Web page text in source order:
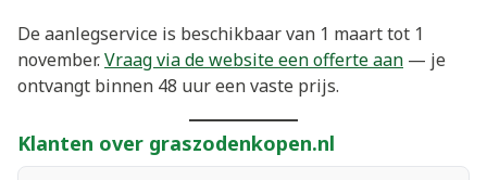
De aanlegservice is beschikbaar van 1 maart tot 1
november.Vraag via de website een offerte aan — je
ontvangt binnen 48 uur een vaste prijs.
Klanten over graszodenkopen.nl